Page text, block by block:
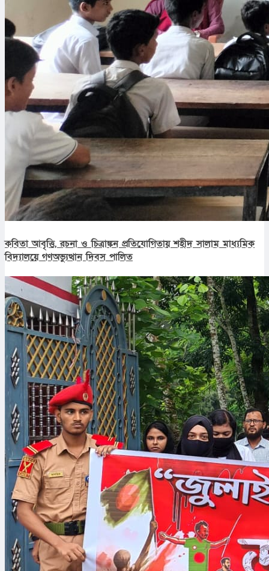
কবিতা আবৃত্তি, রচনা ও চিত্রাঙ্কন প্রতিযোগিতায় শহীদ সালাম মাধ্যমিক
বিদ্যালয়ে গণঅভ্যুত্থান দিবস পালিত